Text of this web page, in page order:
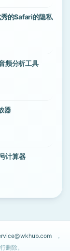
的Safari的隐私
频分析工具
器
计算器
，
删除。